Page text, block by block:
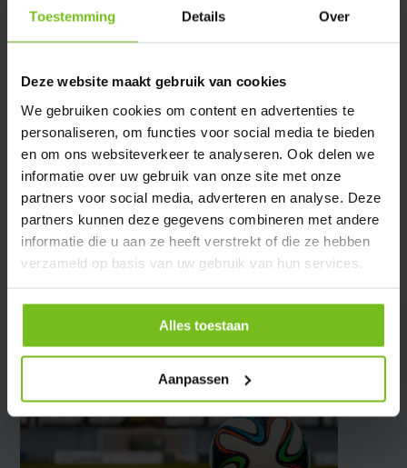
Toestemming Details Over
Deze website maakt gebruik van cookies
We gebruiken cookies om content en advertenties te
personaliseren, om functies voor social media te bieden
en om ons websiteverkeer te analyseren. Ook delen we
informatie over uw gebruik van onze site met onze
partners voor social media, adverteren en analyse. Deze
partners kunnen deze gegevens combineren met andere
informatie die u aan ze heeft verstrekt of die ze hebben
verzameld op basis van uw gebruik van hun services.
Alles toestaan
Aanpassen
We helpen u graag met meer informatie
Verstuur email
Productomschrijving
Specificaties
Reviews
Delen